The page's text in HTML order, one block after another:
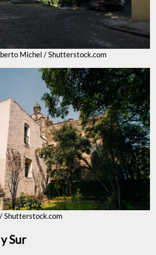
Michel / Shutterstock.com
Shutterstock.com
Sur